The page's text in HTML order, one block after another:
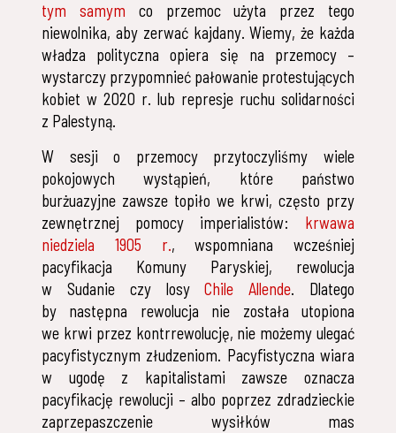
tym samym co przemoc użyta przez tego
niewolnika, aby zerwać kajdany. Wiemy, że każda
władza polityczna opiera się na przemocy –
wystarczy przypomnieć pałowanie protestujących
kobiet w 2020 r. lub represje ruchu solidarności
z Palestyną.
W sesji o przemocy przytoczyliśmy wiele
pokojowych wystąpień, które państwo
burżuazyjne zawsze topiło we krwi, często przy
zewnętrznej pomocy imperialistów: krwawa
niedziela 1905 r., wspomniana wcześniej
pacyfikacja Komuny Paryskiej, rewolucja
w Sudanie czy losyChile Allende. Dlatego
by następna rewolucja nie została utopiona
we krwi przez kontrrewolucję, nie możemy ulegać
pacyfistycznym złudzeniom. Pacyfistyczna wiara
w ugodę z kapitalistami zawsze oznacza
pacyfikację rewolucji – albo poprzez zdradzieckie
zaprzepaszczenie wysiłków mas